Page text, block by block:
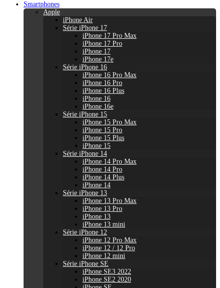
Smartphones
Apple
iPhone Air
Série iPhone 17
iPhone 17 Pro Max
iPhone 17 Pro
iPhone 17
iPhone 17e
Série iPhone 16
iPhone 16 Pro Max
iPhone 16 Pro
iPhone 16 Plus
iPhone 16
iPhone 16e
Série iPhone 15
iPhone 15 Pro Max
iPhone 15 Pro
iPhone 15 Plus
iPhone 15
Série iPhone 14
iPhone 14 Pro Max
iPhone 14 Pro
iPhone 14 Plus
iPhone 14
Série iPhone 13
iPhone 13 Pro Max
iPhone 13 Pro
iPhone 13
iPhone 13 mini
Série iPhone 12
iPhone 12 Pro Max
iPhone 12 / 12 Pro
iPhone 12 mini
Série iPhone SE
iPhone SE3 2022
iPhone SE2 2020